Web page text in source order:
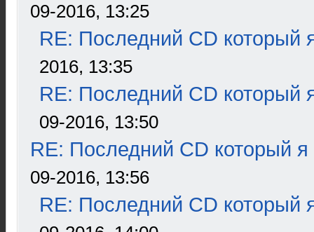
09-2016, 13:25
RE: Последний CD который
2016, 13:35
RE: Последний CD который
09-2016, 13:50
RE: Последний CD который я
09-2016, 13:56
RE: Последний CD который